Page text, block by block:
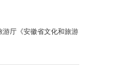
游厅《安徽省文化和旅游